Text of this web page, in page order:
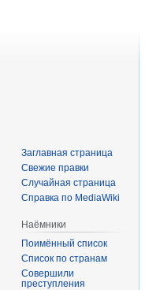
Заглавная страница
Свежие правки
Случайная страница
Справка по MediaWiki
Наёмники
Поимённый список
Список по странам
Совершили
преступления